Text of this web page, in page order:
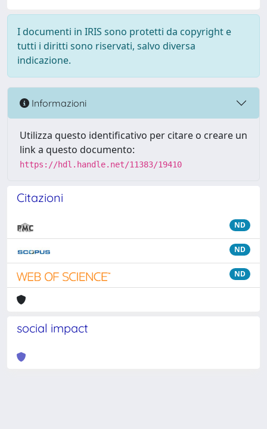
I documenti in IRIS sono protetti da copyright e
tutti i diritti sono riservati, salvo diversa
indicazione.
Informazioni
Utilizza questo identificativo per citare o creare un
link a questo documento:
https://hdl.handle.net/11383/19410
Citazioni
ND
ND
ND
social impact